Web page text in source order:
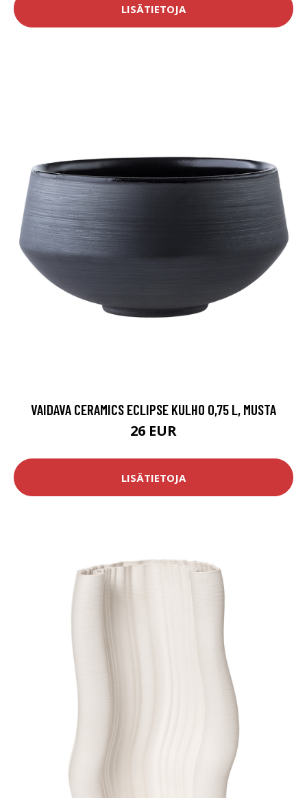
LISÄTIETOJA
VAIDAVA CERAMICS ECLIPSE KULHO 0,75 L, MUSTA
26 EUR
LISÄTIETOJA